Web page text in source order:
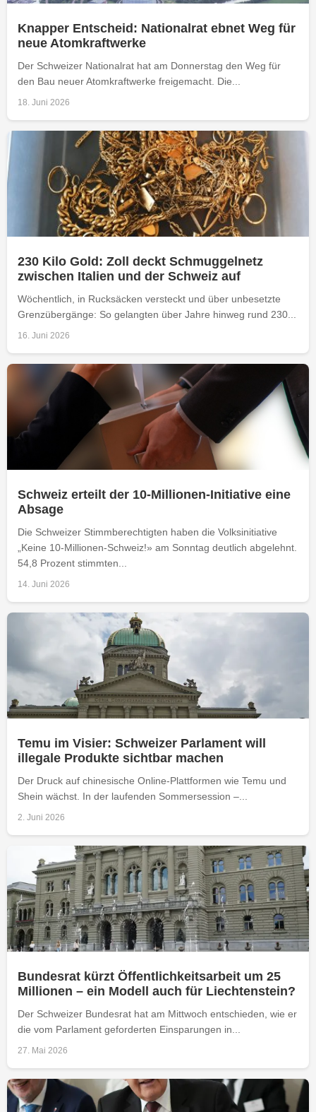
Knapper Entscheid: Nationalrat ebnet Weg für
neue Atomkraftwerke
Der Schweizer Nationalrat hat am Donnerstag den Weg für
den Bau neuer Atomkraftwerke freigemacht. Die...
18. Juni 2026
230 Kilo Gold: Zoll deckt Schmuggelnetz
zwischen Italien und der Schweiz auf
Wöchentlich, in Rucksäcken versteckt und über unbesetzte
Grenzübergänge: So gelangten über Jahre hinweg rund 230...
16. Juni 2026
Schweiz erteilt der 10-Millionen-Initiative eine
Absage
Die Schweizer Stimmberechtigten haben die Volksinitiative
„Keine 10-Millionen-Schweiz!» am Sonntag deutlich abgelehnt.
54,8 Prozent stimmten...
14. Juni 2026
Temu im Visier: Schweizer Parlament will
illegale Produkte sichtbar machen
Der Druck auf chinesische Online-Plattformen wie Temu und
Shein wächst. In der laufenden Sommersession –...
2. Juni 2026
Bundesrat kürzt Öffentlichkeitsarbeit um 25
Millionen – ein Modell auch für Liechtenstein?
Der Schweizer Bundesrat hat am Mittwoch entschieden, wie er
die vom Parlament geforderten Einsparungen in...
27. Mai 2026